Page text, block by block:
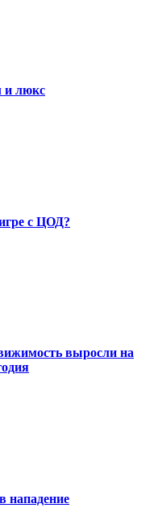
и люкс
с ЦОД?
выросли на
нападение